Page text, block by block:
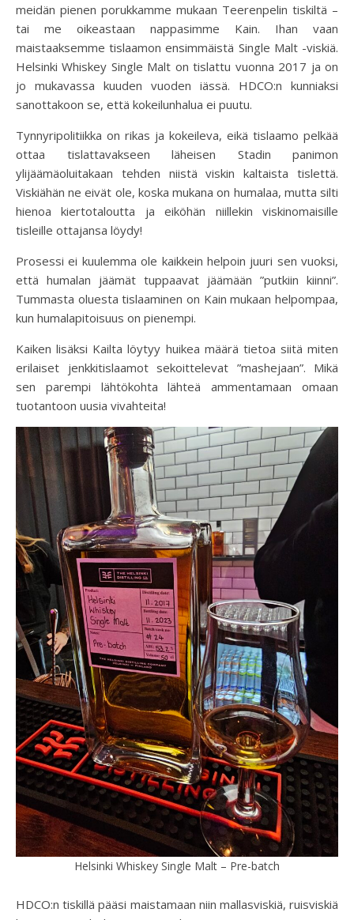
meidän pienen porukkamme mukaan Teerenpelin tiskiltä –
tai me oikeastaan nappasimme Kain. Ihan vaan
maistaaksemme tislaamon ensimmäistä Single Malt -viskiä.
Helsinki Whiskey Single Malt on tislattu vuonna 2017 ja on
jo mukavassa kuuden vuoden iässä. HDCO:n kunniaksi
sanottakoon se, että kokeilunhalua ei puutu.
Tynnyripolitiikka on rikas ja kokeileva, eikä tislaamo pelkää
ottaa tislattavakseen läheisen Stadin panimon
ylijäämäoluitakaan tehden niistä viskin kaltaista tislettä.
Viskiähän ne eivät ole, koska mukana on humalaa, mutta silti
hienoa kiertotaloutta ja eiköhän niillekin viskinomaisille
tisleille ottajansa löydy!
Prosessi ei kuulemma ole kaikkein helpoin juuri sen vuoksi,
että humalan jäämät tuppaavat jäämään ”putkiin kiinni”.
Tummasta oluesta tislaaminen on Kain mukaan helpompaa,
kun humalapitoisuus on pienempi.
Kaiken lisäksi Kailta löytyy huikea määrä tietoa siitä miten
erilaiset jenkkitislaamot sekoittelevat ”mashejaan”. Mikä
sen parempi lähtökohta lähteä ammentamaan omaan
tuotantoon uusia vivahteita!
Helsinki Whiskey Single Malt – Pre-batch
HDCO:n tiskillä pääsi maistamaan niin mallasviskiä, ruisviskiä